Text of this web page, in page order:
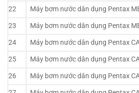
22 Máy bơm nước dân dụng Pentax
23
Máy bơm nước dân dụng Pentax
24
Máy bơm nước dân dụng Pentax
25
Máy bơm nước dân dụng Pentax
26
Máy bơm nước dân dụng Pentax